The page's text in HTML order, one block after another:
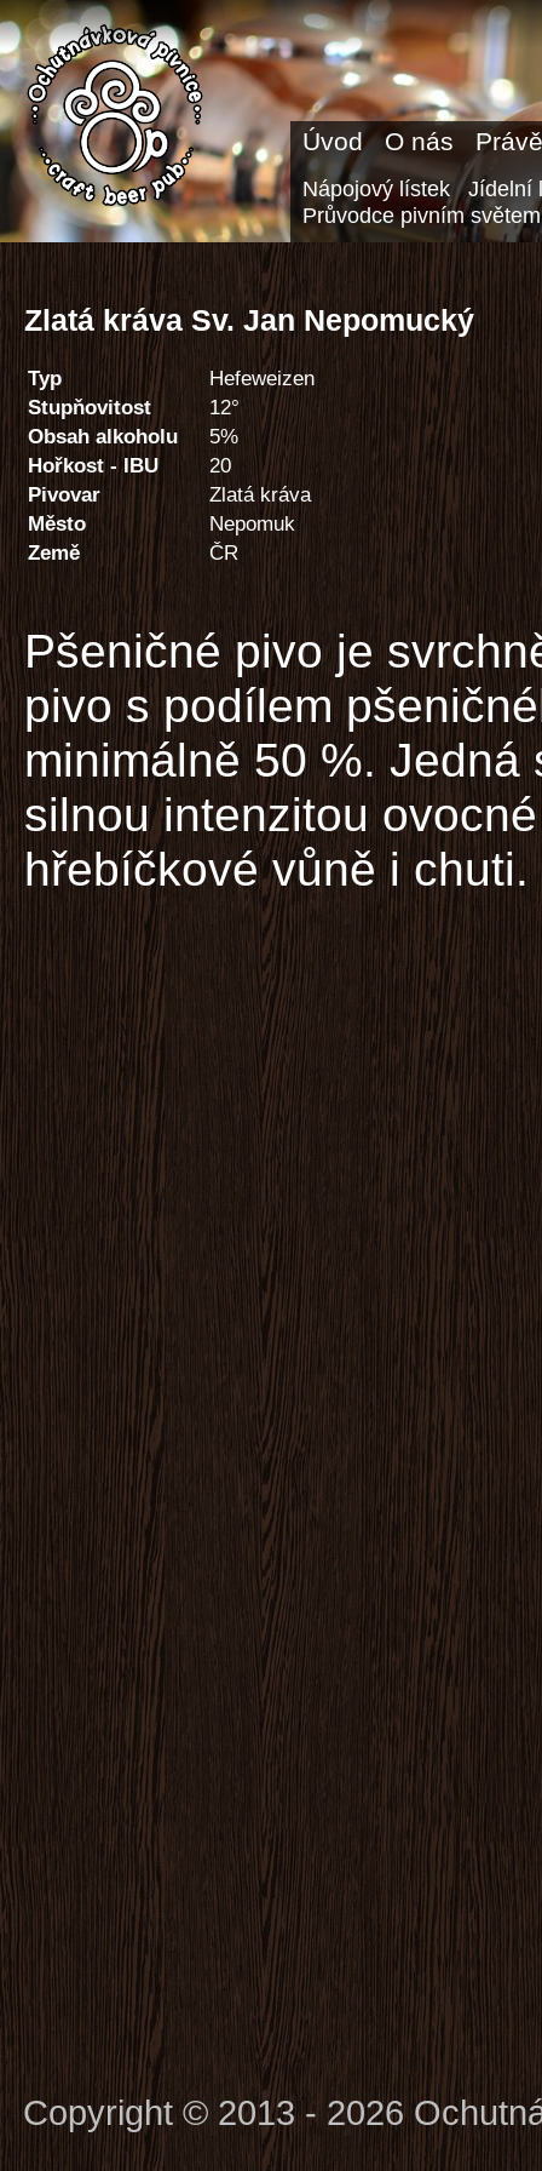
Úvod O nás
Nápojový lístek
Jídelní
Průvodce pivním světem
Zlatá kráva Sv. Jan Nepomucký
Typ
Hefeweizen
Stupňovitost
12°
Obsah alkoholu
5%
Hořkost - IBU
20
Pivovar
Zlatá kráva
Město
Nepomuk
Země
ČR
Pšeničné pivo je
pivo s podílem
minimálně 50 %. Jedná
silnou intenzitou
hřebíčkové vůně i chuti.
Copyright © 2013 - 2026